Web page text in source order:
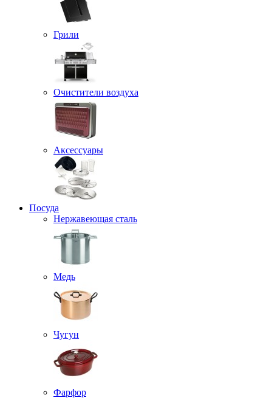
Грили
Очистители воздуха
Аксессуары
Посуда
Нержавеющая сталь
Медь
Чугун
Фарфор